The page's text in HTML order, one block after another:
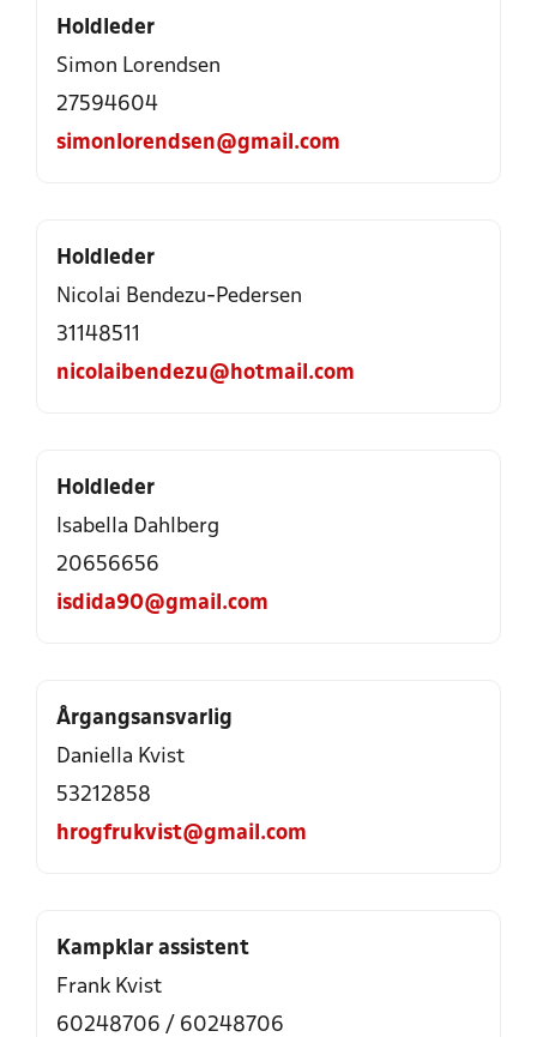
Holdleder
Simon Lorendsen
27594604
simonlorendsen@gmail.com
Holdleder
Nicolai Bendezu-Pedersen
31148511
nicolaibendezu@hotmail.com
Holdleder
Isabella Dahlberg
20656656
isdida90@gmail.com
Årgangsansvarlig
Daniella Kvist
53212858
hrogfrukvist@gmail.com
Kampklar assistent
Frank Kvist
60248706 / 60248706